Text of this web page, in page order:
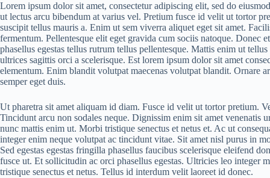
Lorem ipsum dolor sit amet, consectetur adipiscing elit, sed do
ut lectus arcu bibendum at varius vel. Pretium fusce id velit ut tortor
suscipit tellus mauris a. Enim ut sem viverra aliquet eget sit amet.
fermentum. Pellentesque elit eget gravida cum sociis natoque. Donec
phasellus egestas tellus rutrum tellus pellentesque. Mattis enim ut
ultrices sagittis orci a scelerisque. Est lorem ipsum dolor sit amet
elementum. Enim blandit volutpat maecenas volutpat blandit. Ornare
semper eget duis.
Ut pharetra sit amet aliquam id diam. Fusce id velit ut tortor pretium.
Tincidunt arcu non sodales neque. Dignissim enim sit amet venenatis
nunc mattis enim ut. Morbi tristique senectus et netus et. Ac ut
integer enim neque volutpat ac tincidunt vitae. Sit amet nisl purus in
Sed egestas egestas fringilla phasellus faucibus scelerisque eleifend
fusce ut. Et sollicitudin ac orci phasellus egestas. Ultricies leo integer
tristique senectus et netus. Tellus id interdum velit laoreet id donec.